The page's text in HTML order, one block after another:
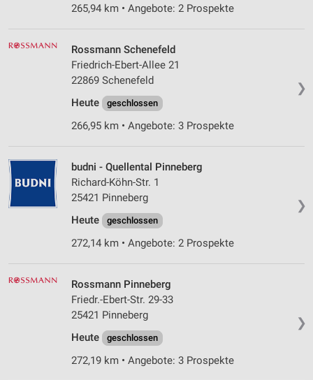
265,94 km • Angebote: 2 Prospekte
❯
Rossmann Schenefeld
Friedrich-Ebert-Allee 21
22869 Schenefeld
Heute
geschlossen
266,95 km • Angebote: 3 Prospekte
❯
budni - Quellental Pinneberg
Richard-Köhn-Str. 1
25421 Pinneberg
Heute
geschlossen
272,14 km • Angebote: 2 Prospekte
❯
Rossmann Pinneberg
Friedr.-Ebert-Str. 29-33
25421 Pinneberg
Heute
geschlossen
272,19 km • Angebote: 3 Prospekte